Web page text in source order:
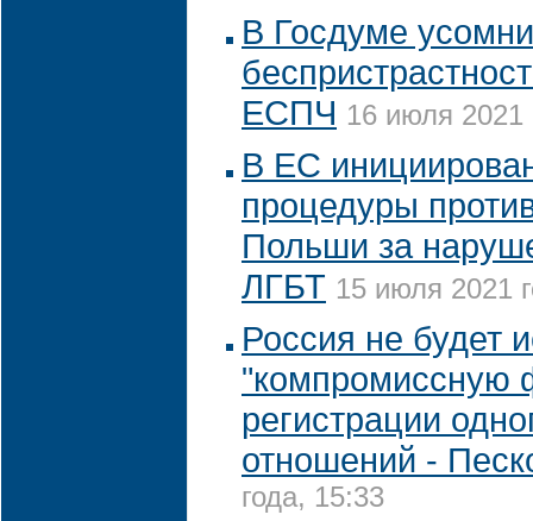
В Госдуме
ЕСПЧ 16 июля 2021
В ЕС
процедуры
Польши за
ЛГБТ 15 июля 2021
Россия не будет
"компромиссную
регистрации
отношений -
года, 15:33